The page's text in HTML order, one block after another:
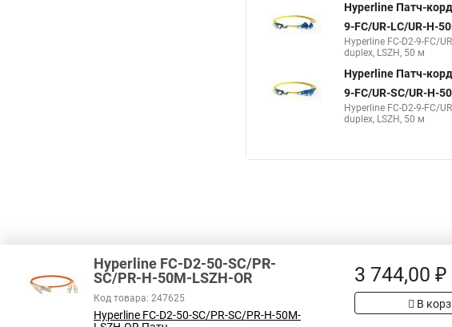
Hyperline Патч-
9-FC/UR-LC/UR-H-
Hyperline FC-D2-9-FC/
duplex, LSZH, 50 м
Hyperline Патч-
9-FC/UR-SC/UR-H-
Hyperline FC-D2-9-FC/
duplex, LSZH, 50 м
Hyperline FC-D2-50-SC/PR-
SC/PR-H-50M-LSZH-OR
Код товара: 247625
Hyperline FC-D2-50-SC/PR-SC/PR-H-50M-
3 744,00 ₽
В